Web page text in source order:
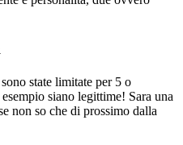
state limitate per 5 o
siano legittime! Sara una
non so che di prossimo dalla